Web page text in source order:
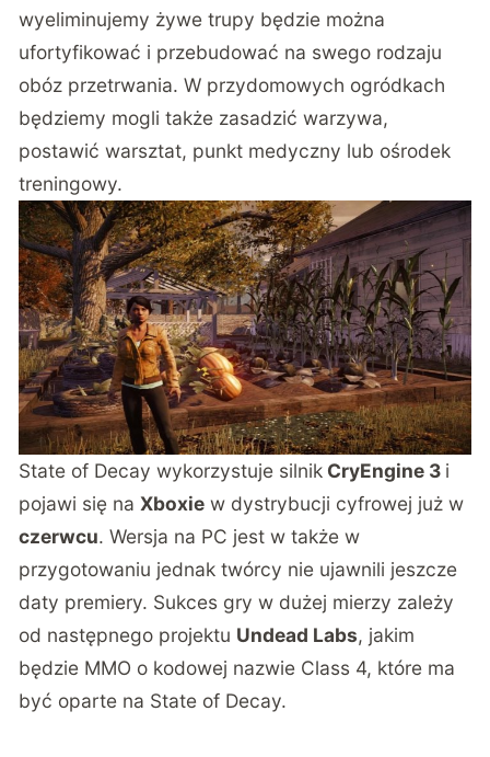
wyeliminujemy żywe trupy będzie można
ufortyfikować i przebudować na swego rodzaju
obóz przetrwania. W przydomowych ogródkach
będziemy mogli także zasadzić warzywa,
postawić warsztat, punkt medyczny lub ośrodek
treningowy.
State of Decay wykorzystuje silnik CryEngine 3 i
pojawi się naXboxie w dystrybucji cyfrowej już w
czerwcu. Wersja na PC jest w także w
przygotowaniu jednak twórcy nie ujawnili jeszcze
daty premiery. Sukces gry w dużej mierzy zależy
od następnego projektu Undead Labs, jakim
będzie MMO o kodowej nazwie Class 4, które ma
być oparte na State of Decay.